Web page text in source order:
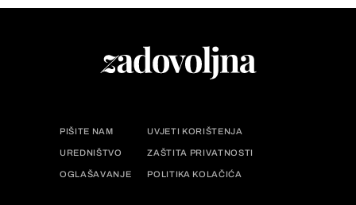
PIŠITE NAM UVJETI KORIŠTENJA
UREDNIŠTVO ZAŠTITA PRIVATNOSTI
OGLAŠAVANJE POLITIKA KOLAČIĆA